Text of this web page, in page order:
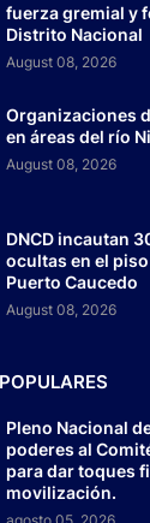
fuerza gremial y
Distrito Nacional
August 08, 2026
Organizaciones
en áreas del río
August 08, 2026
DNCD incautan
ocultas en el
Puerto Caucedo
August 08, 2026
Pleno Nacional
poderes al
para dar toques
movilización.